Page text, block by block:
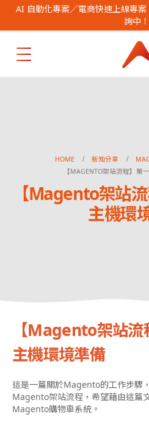
AI 自動化專案／電商快速上線專
詢中！
HOME 新知分享
【MAGENTO架站流程】第
【Magento架站
主機環
【Magento架站流
主機環境準備
這是一篇關於Magento的工作步驟
Magento架站流程，希望藉由這篇
Magento購物車系統。